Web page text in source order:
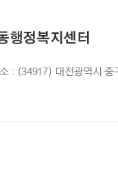
행정복지센터
: (34917) 대전광역시 중